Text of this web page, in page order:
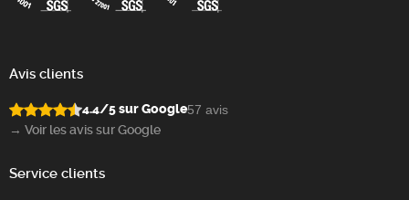
Avis clients
4.4/5 sur Google57 avis
→ Voir les avis sur Google
Service clients